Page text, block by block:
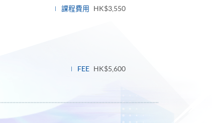
課程費用 HK$3,550
FEE HK$5,600